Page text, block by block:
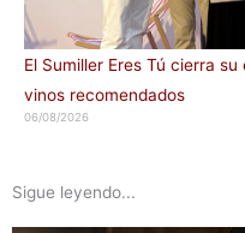
El Sumiller Eres Tú cierra
vinos recomendados
06/08/2026
Sigue leyendo...